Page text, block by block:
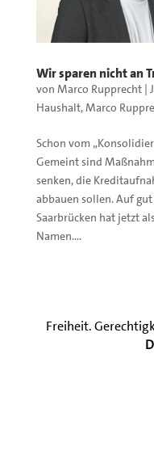
Wir sparen nicht an
von Marco Rupprecht|
Haushalt,Marco
Schon vom
Gemeint sind
senken, die
abbauen sollen. Auf gut
Saarbrücken hat jetzt
Namen....
Freiheit.